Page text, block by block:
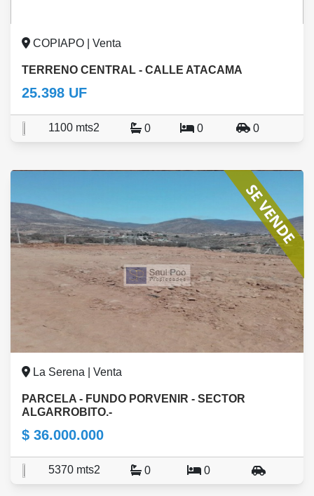
COPIAPO | Venta
TERRENO CENTRAL - CALLE ATACAMA
25.398 UF
1100 mts2 0 0 0
La Serena | Venta
PARCELA - FUNDO PORVENIR - SECTOR
ALGARROBITO.-
$ 36.000.000
5370 mts2 0 0